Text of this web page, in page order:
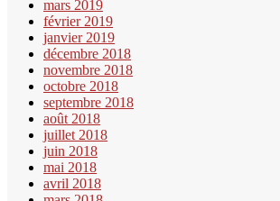
mars 2019
février 2019
janvier 2019
décembre 2018
novembre 2018
octobre 2018
septembre 2018
août 2018
juillet 2018
juin 2018
mai 2018
avril 2018